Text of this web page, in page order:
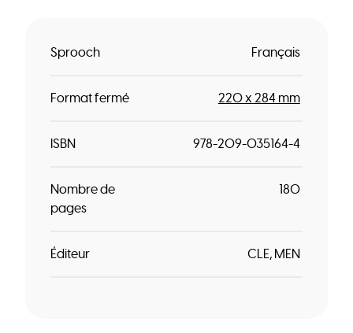
Sprooch Français
Format fermé 220 x 284 mm
ISBN 978-209-035164-4
Nombre de
pages
180
Éditeur CLE MEN